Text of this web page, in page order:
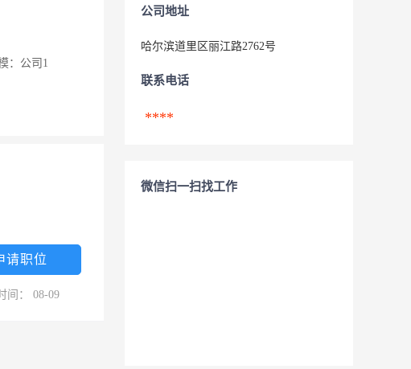
：公司1
请职位
间： 08-09
公司地址
哈尔滨道里区丽江路2762号
联系电话
****
微信扫一扫找工作